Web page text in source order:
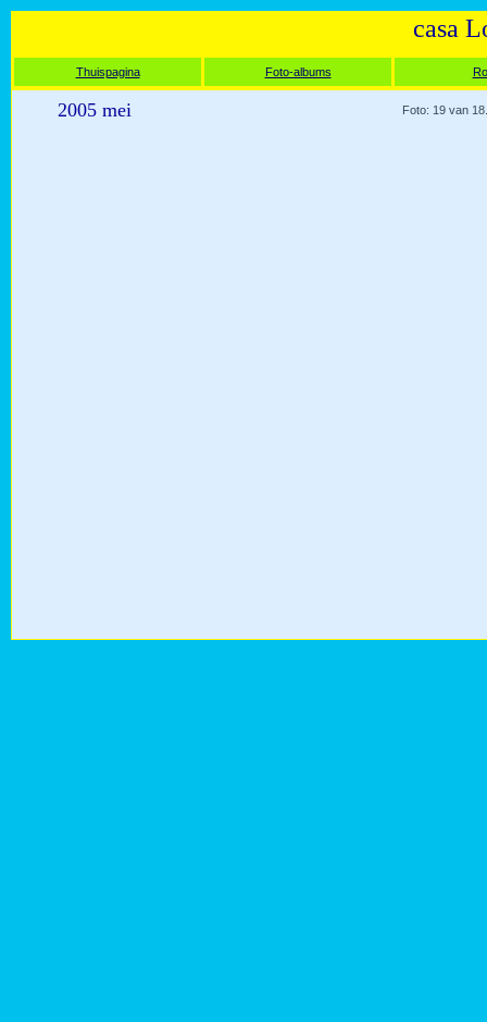
casa
Thuispagina Foto-albums
2005 mei Foto: 19 van 18.